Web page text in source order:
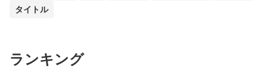
タイトル
ランキング